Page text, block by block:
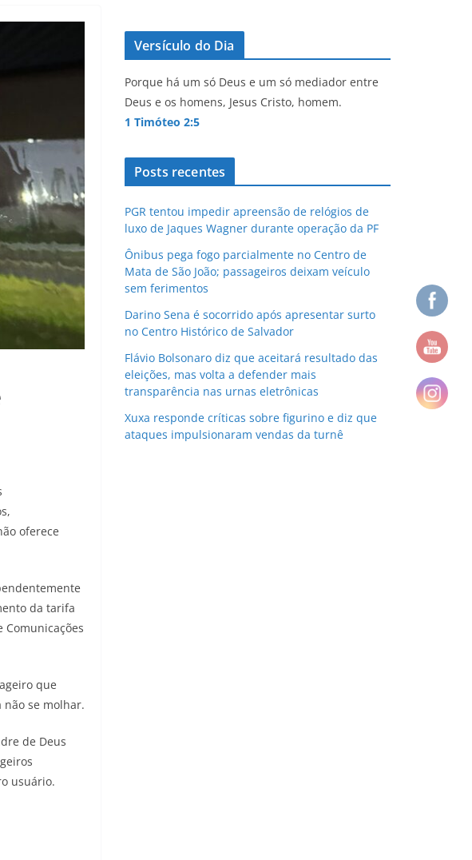
oferece
da tarifa
Comunicações
que
se molhar.
de Deus
usuário.
Versículo do Dia
Porque há um só Deus e um só mediador entre
Deus e os homens, Jesus Cristo, homem.
1 Timóteo 2:5
Posts recentes
PGR tentou impedir apreensão de relógios de
luxo de Jaques Wagner durante operação da PF
Ônibus pega fogo parcialmente no Centro de
Mata de São João; passageiros deixam veículo
sem ferimentos
Darino Sena é socorrido após apresentar surto
no Centro Histórico de Salvador
Flávio Bolsonaro diz que aceitará resultado das
eleições, mas volta a defender mais
transparência nas urnas eletrônicas
Xuxa responde críticas sobre figurino e diz que
ataques impulsionaram vendas da turnê